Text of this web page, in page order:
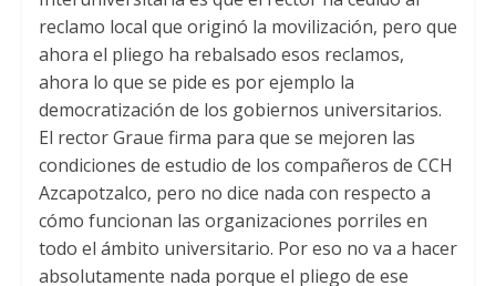
reclamo local que originó la movilización, pero que
ahora el pliego ha rebalsado esos reclamos,
ahora lo que se pide es por ejemplo la
democratización de los gobiernos universitarios.
El rector Graue firma para que se mejoren las
condiciones de estudio de los compañeros de CCH
Azcapotzalco, pero no dice nada con respecto a
cómo funcionan las organizaciones porriles en
todo el ámbito universitario. Por eso no va a hacer
absolutamente nada porque el pliego de ese